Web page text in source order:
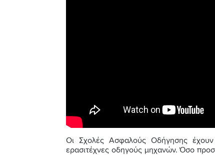
Οι Σχολές Ασφαλούς Οδήγησης έχουν
ερασιτέχνες οδηγούς μηχανών. Όσο